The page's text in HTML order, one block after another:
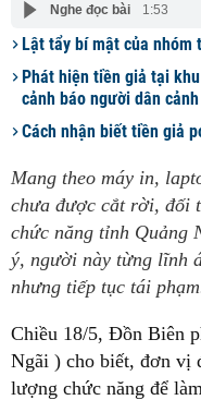
Nghe đọc bài 1:53
Lật tẩy bí mật của nhóm
Phát hiện tiền giả tại
cảnh báo người dân
Cách nhận biết tiền giả
Mang theo máy in,
chưa được cắt rời, đối
chức năng tỉnh Quảng
ý, người này từng lĩnh
nhưng tiếp tục tái
Chiều 18/5, Đồn Biên
Ngãi ) cho biết, đơn vị
lượng chức năng để